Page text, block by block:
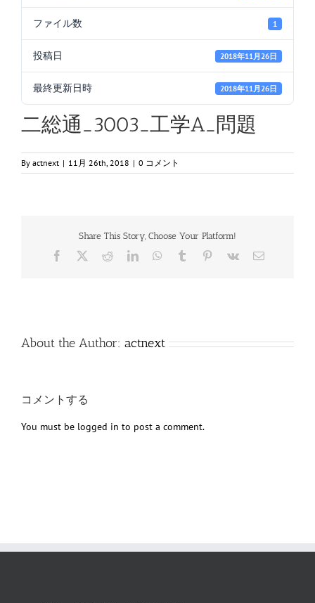
ファイル数 1
投稿日 2018年11月26日
最終更新日時 2018年11月26日
二総通_3003_工学A_問題
By actnext | 11月 26th, 2018 | 0 コメント
Share This Story, Choose Your Platform!
Facebook RedditLinkedInWhatsApp
Tumblr Pinterest
Vk
電
About the Author: actnext
コメントする
You must be logged in to post a comment.